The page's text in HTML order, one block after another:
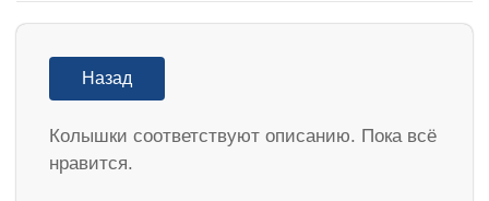
Назад
Колышки соответствуют описанию. Пока всё
нравится.